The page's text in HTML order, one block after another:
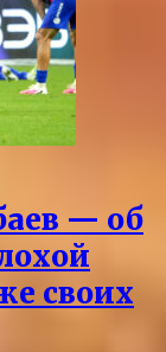
— об
своих